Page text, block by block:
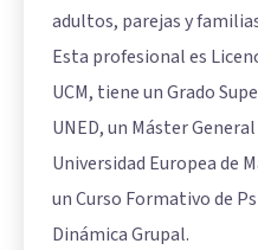
adultos, parejas y
Esta profesional es
UCM, tiene un Grado
UNED, un Máster
Universidad Europea de
un Curso Formativo de
Dinámica Grupal.